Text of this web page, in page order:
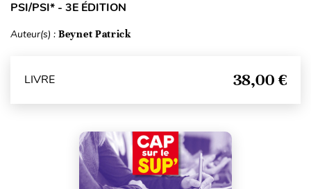
PSI/PSI* - 3E ÉDITION
Auteur(s) : Beynet Patrick
LIVRE 38,00 €